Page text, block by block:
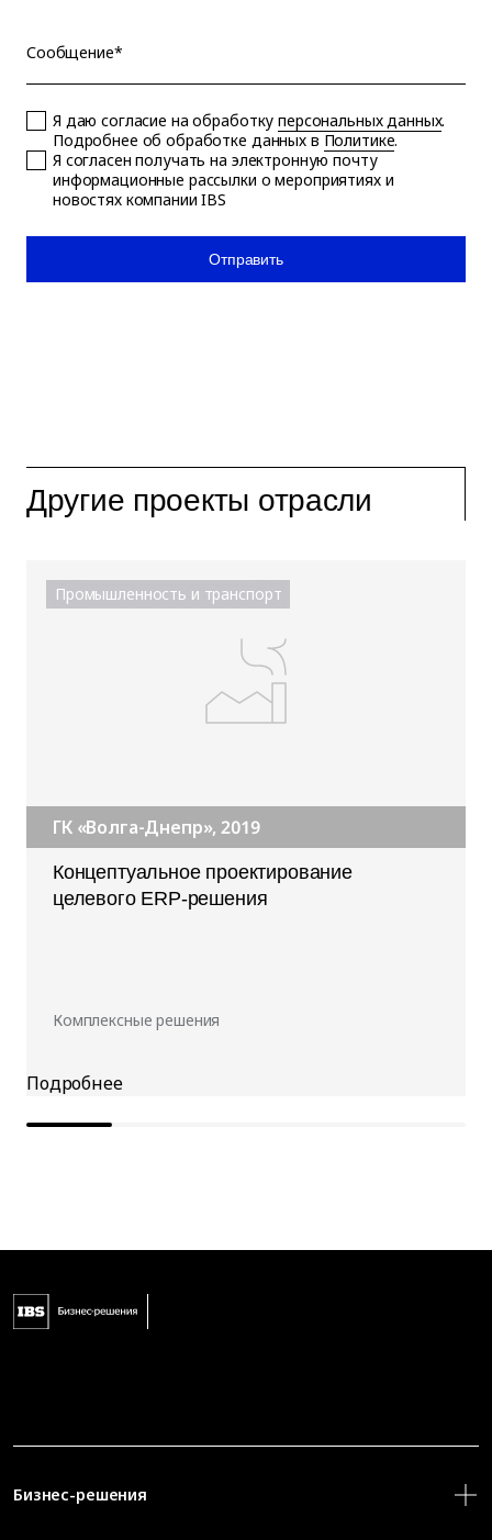
Сообщение*
Я даю согласие на обработкуперсональных данных.
Подробнее об обработке данных в Политике.
Я согласен получать на электронную почту
информационные рассылки о мероприятиях и
новостях компании IBS
Отправить
Другие проекты отрасли
Промышленность и транспорт
ГК «Волга-Днепр», 2019
Концептуальное проектирование
целевого ERP-решения
Комплексные решения
Бизнес-решения